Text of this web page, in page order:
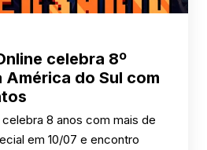
celebra 8º
América do Sul com
8 anos com mais de
em 10/07 e encontro